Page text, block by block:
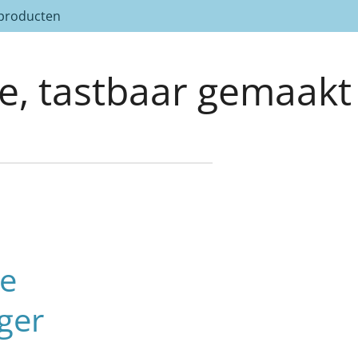
tastbaar gemaakt